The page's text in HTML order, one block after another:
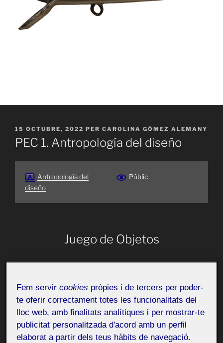
PUBLICAT
A
15 OCTUBRE, 2022 PER CAROLINA GÓMEZ ALEMANY
PEC 1. Antropología del diseño
Antropología del
diseño
Públic
Juego de Objetos
Fem servircookies pròpies i de tercers per poder-
te oferir correctament totes les funcionalitats del
lloc web, amb finalitats analítiques i per mostrar-te
publicitat personalitzada d'acord amb un perfil
elaborat a partir dels teus hàbits de navegació.